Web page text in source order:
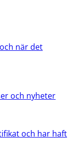
när det
och nyheter
och har haft